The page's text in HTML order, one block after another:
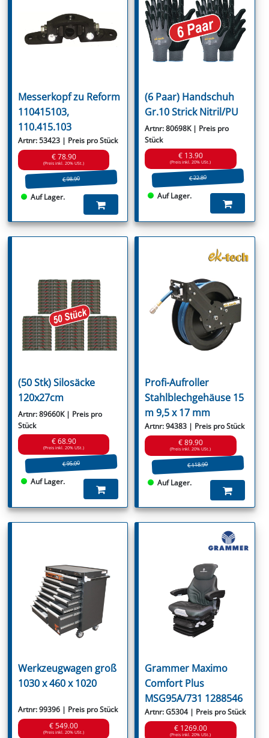
Messerkopf zu Reform
110415103,
110.415.103
Artnr: 53423 | Preis pro Stück
€ 78.90
(Preis inkl. 20% USt.)
€ 98.90
Auf Lager.
(6 Paar) Handschuh
Gr.10 Strick Nitril/PU
Artnr: 80698K | Preis pro
Stück
€ 13.90
(Preis inkl. 20% USt.)
€ 22.80
Auf Lager.
(50 Stk) Silosäcke
120x27cm
Artnr: 89660K | Preis pro
Stück
€ 68.90
(Preis inkl. 20% USt.)
€ 95.00
Auf Lager.
Profi-Aufroller
Stahlblechgehäuse 15
m 9,5 x 17 mm
Artnr: 94383 | Preis pro Stück
€ 89.90
(Preis inkl. 20% USt.)
€ 118.90
Auf Lager.
Werkzeugwagen groß
1030 x 460 x 1020
Artnr: 99396 | Preis pro Stück
€ 549.00
(Preis inkl. 20% USt.)
Grammer Maximo
Comfort Plus
MSG95A/731 1288546
Artnr: G5304 | Preis pro Stück
€ 1269.00
(Preis inkl. 20% USt.)